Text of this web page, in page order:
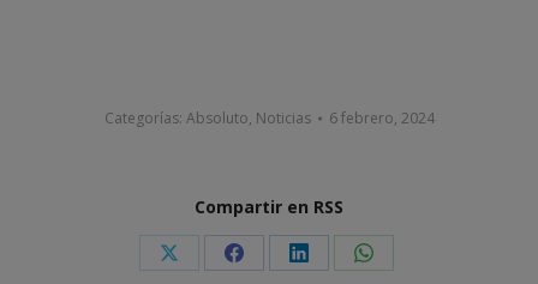
Categorías: Absoluto, Noticias 6 febrero, 2024
Compartir en RSS
Share Share Share Share